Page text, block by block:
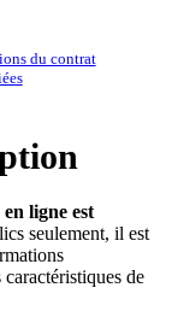
du contrat
ligne est
seulement, il est
de